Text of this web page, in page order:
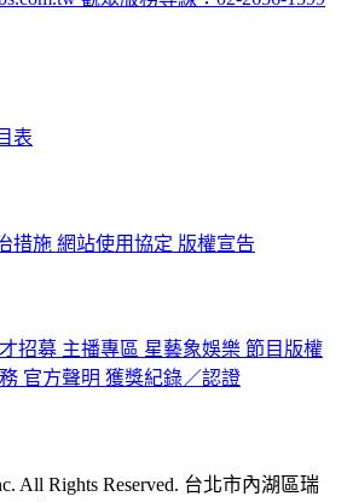
表
措施 網站使用協定 版權宣告
招募 主播專區 星藝象娛樂 節目版權
官方聲明 獲獎紀錄／認證
All Rights Reserved. 台北市內湖區瑞